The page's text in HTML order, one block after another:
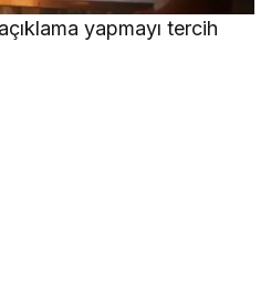
yapmayı tercih